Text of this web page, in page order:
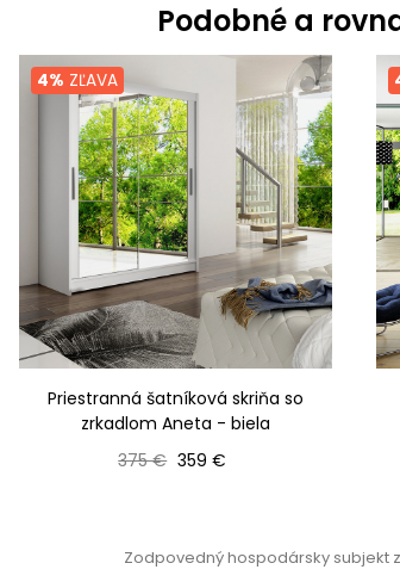
Podobné a
4% ZĽAVA
Priestranná šatníková skriňa so
zrkadlom Aneta - biela
Bežná cena
375 € Cena
359 €
Zodpovedný hospodársky subjekt